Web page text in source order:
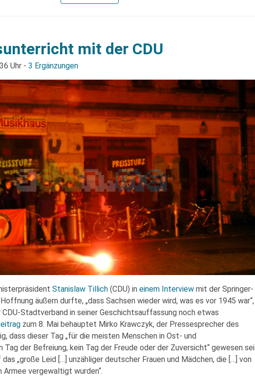
mit der CDU
Uhr - 3 Ergänzungen
Stanislaw Tillich (CDU) in einem Interview mit der Springer-
äußern durfte, „dass Sachsen wieder wird, was es vor 1945 war“,
CDU-Stadtverband in seiner Geschichtsauffassung noch etwas
zum 8. Mai behauptet Mirko Krawczyk, der Pressesprecher des
dass dieser Tag „für die meisten Menschen in Ost- und
der Befreiung, kein Tag der Freude oder der Zuversicht“ gewesen sei
„große Leid […] unzähliger deutscher Frauen und Mädchen, die […] von
Armee vergewaltigt wurden“.